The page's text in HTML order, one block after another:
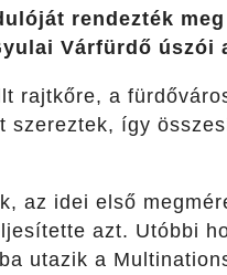
rendezték
Várfürdő úszói
rajtkőre, a
szereztek, így
az idei első
azt. Utóbbi
utazik a